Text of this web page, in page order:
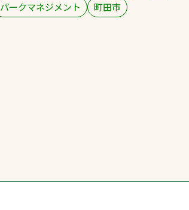
パークマネ
スポーツタ
パークマネジメント
町田市